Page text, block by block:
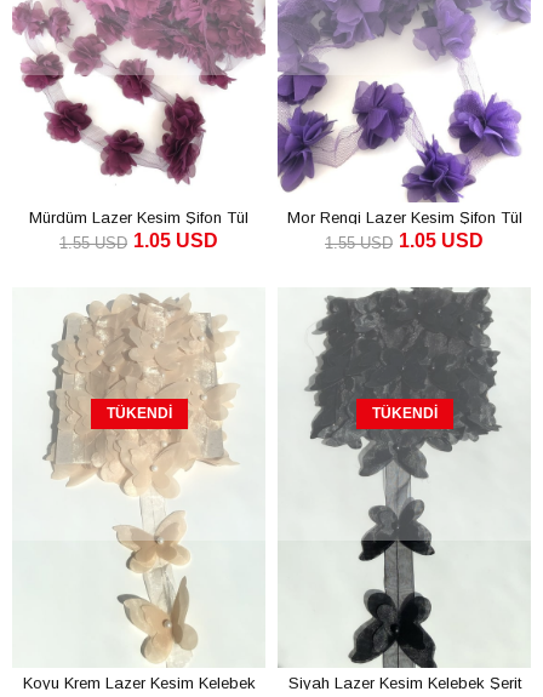
Mürdüm Lazer Kesim Şifon Tül
Çiçek
1.05 USD
1.55 USD
Mor Rengi Lazer Kesim Şifon Tül
Çiçek
1.05 USD
1.55 USD
TÜKENDI
Koyu Krem Lazer Kesim Kelebek
TÜKENDI
Siyah Lazer Kesim Kelebek Şerit